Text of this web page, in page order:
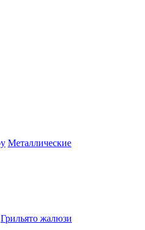
Металлические
Грильято жалюзи